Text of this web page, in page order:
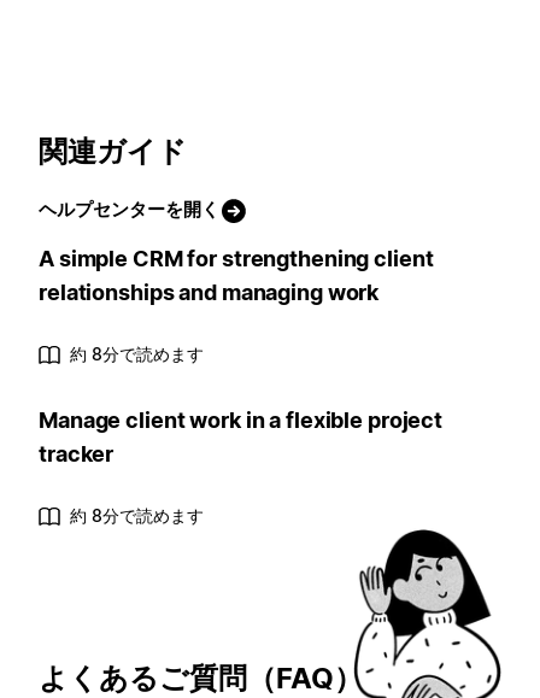
関連ガイド
ヘルプセンターを開く
A simple CRM for strengthening client
relationships and managing work
約 8分で読めます
Manage client work in a flexible project
tracker
約 8分で読めます
よくあるご質問（FAQ）